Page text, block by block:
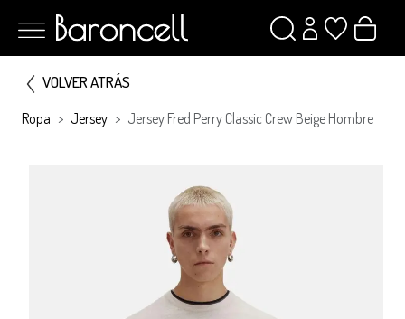
VOLVER ATRÁS
Ropa Jersey Jersey Fred Perry Classic Crew Beige Hombre